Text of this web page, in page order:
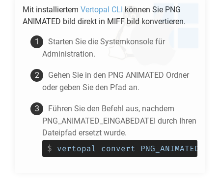
Mit installiertem Vertopal CLI können Sie PNG
ANIMATED bild direkt in MIFF bild konvertieren.
Starten Sie die Systemkonsole für
Administration.
Gehen Sie in den PNG ANIMATED Ordner
oder geben Sie den Pfad an.
Führen Sie den Befehl aus, nachdem
PNG_ANIMATED_EINGABEDATEI durch Ihren
Dateipfad ersetzt wurde.
$ vertopal convert